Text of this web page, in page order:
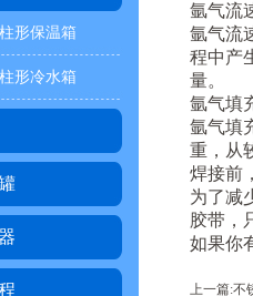
形保温箱
形冷水箱
氩气流
氩气流
程中产
量。
氩气填
氩气填
重，从
焊接前
为了减
胶带，
如果你
上一篇:不